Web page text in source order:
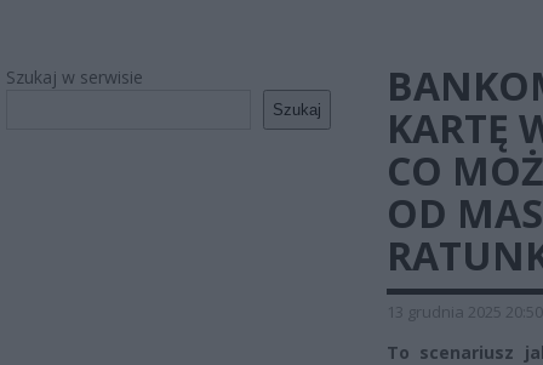
Szukaj w serwisie
Szukaj
KARTĘ
CO
OD
13 grudnia 2025 20:50
To scenariusz